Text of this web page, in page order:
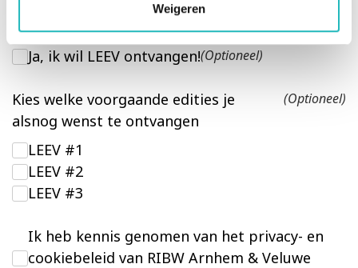
Weigeren
Ja, ik wil LEEV ontvangen!(Optioneel)
Kies welke voorgaande edities je
alsnog wenst te ontvangen
(Optioneel)
LEEV #1
LEEV #2
LEEV #3
Ik heb kennis genomen van het privacy- en
cookiebeleid van RIBW Arnhem & Veluwe